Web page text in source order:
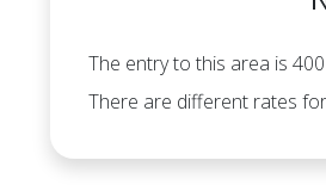
The entry to this area is
There are different rates